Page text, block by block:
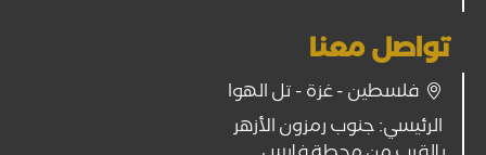
تواصل معنا
فلسطين - غزة - تل الهوا
الرئيسي: جنوب رمزون الأزهر